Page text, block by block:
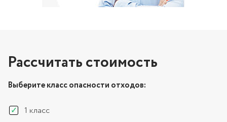
Рассчитать стоимость
Выберите класс опасности отходов:
1 класс